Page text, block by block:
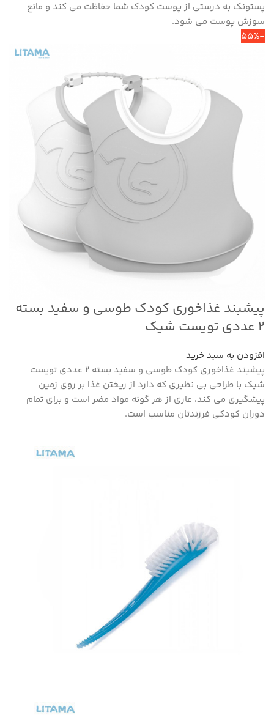
پستونک به درستی از پوست کودک شما حفاظت می کند و مانع
سوزش پوست می شود.
-55%
پیشبند غذاخوری کودک طوسی و سفید بسته
۲ عددی تویست شیک
افزودن به سبد خرید
پیشبند غذاخوری کودک طوسی و سفید بسته ۲ عددی تویست
شیک با طراحی بی نظیری که دارد از ریختن غذا بر روی زمین
پیشگیری می کند، عاری از هر گونه مواد مضر است و برای تمام
دوران کودکی فرزندتان مناسب است.